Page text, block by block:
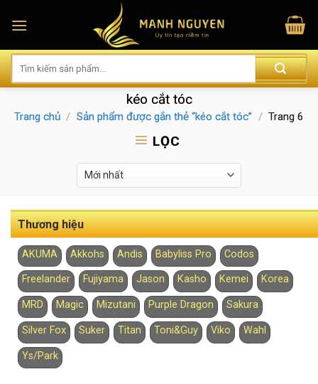
kéo cắt tóc
Trang chủ / Sản phẩm được gắn thẻ “kéo cắt tóc” / Trang 6
LỌC
Thương hiệu
AKUMA Akkohs Andis Babyliss Pro Codos
Freelander Fujiyama Jason Kasho Kemei Korea
MRD Magic Mizutani Purple Dragon Sakura
Silver Fox Suker Titan Toni&Guy Viko Wahl
Ys/Park